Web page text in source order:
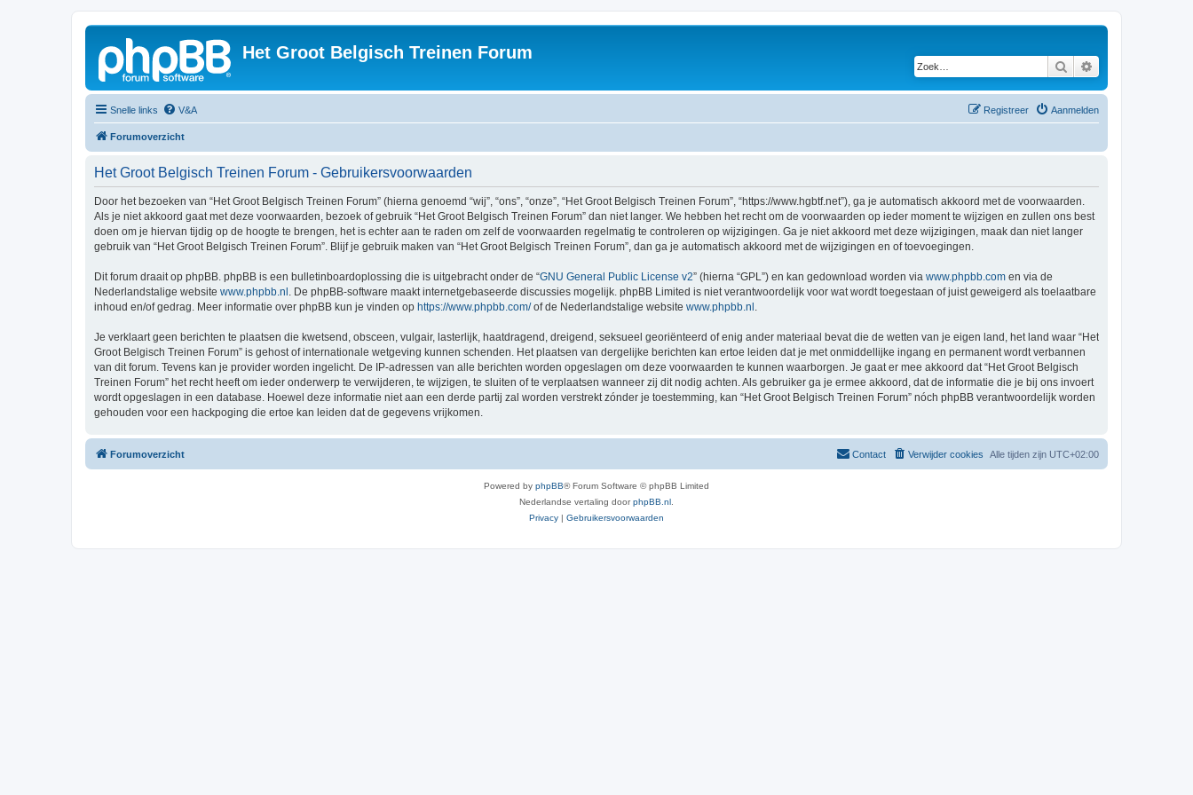
Het Groot Belgisch Treinen Forum
Zoek
Snelle links V&A Aanmelden
Registreer
Forumoverzicht
Het Groot Belgisch Treinen Forum - Gebruikersvoorwaarden
Door het bezoeken van “Het Groot Belgisch Treinen Forum” (hierna genoemd “wij”, “ons”, “onze”, “Het Groot Belgisch Treinen Forum”, “https://www.hgbtf.net”), ga je automatisch akkoord met de voorwaarden.
Als je niet akkoord gaat met deze voorwaarden, bezoek of gebruik “Het Groot Belgisch Treinen Forum” dan niet langer. We hebben het recht om de voorwaarden op ieder moment te wijzigen en zullen ons best
doen om je hiervan tijdig op de hoogte te brengen, het is echter aan te raden om zelf de voorwaarden regelmatig te controleren op wijzigingen. Ga je niet akkoord met deze wijzigingen, maak dan niet langer
gebruik van “Het Groot Belgisch Treinen Forum”. Blijf je gebruik maken van “Het Groot Belgisch Treinen Forum”, dan ga je automatisch akkoord met de wijzigingen en of toevoegingen.
Dit forum draait op phpBB. phpBB is een bulletinboardoplossing die is uitgebracht onder de “GNU General Public License v2” (hierna “GPL”) en kan gedownload worden via www.phpbb.com en via de
Nederlandstalige website www.phpbb.nl . De phpBB-software maakt internetgebaseerde discussies mogelijk. phpBB Limited is niet verantwoordelijk voor wat wordt toegestaan of juist geweigerd als toelaatbare
inhoud en/of gedrag. Meer informatie over phpBB kun je vinden op https://www.phpbb.com/of de Nederlandstalige website www.phpbb.nl .
Je verklaart geen berichten te plaatsen die kwetsend, obsceen, vulgair, lasterlijk, haatdragend, dreigend, seksueel georiënteerd of enig ander materiaal bevat die de wetten van je eigen land, het land waar “Het
Groot Belgisch Treinen Forum” is gehost of internationale wetgeving kunnen schenden. Het plaatsen van dergelijke berichten kan ertoe leiden dat je met onmiddellijke ingang en permanent wordt verbannen
van dit forum. Tevens kan je provider worden ingelicht. De IP-adressen van alle berichten worden opgeslagen om deze voorwaarden te kunnen waarborgen. Je gaat er mee akkoord dat “Het Groot Belgisch
Treinen Forum” het recht heeft om ieder onderwerp te verwijderen, te wijzigen, te sluiten of te verplaatsen wanneer zij dit nodig achten. Als gebruiker ga je ermee akkoord, dat de informatie die je bij ons invoert
wordt opgeslagen in een database. Hoewel deze informatie niet aan een derde partij zal worden verstrekt zónder je toestemming, kan “Het Groot Belgisch Treinen Forum” nóch phpBB verantwoordelijk worden
gehouden voor een hackpoging die ertoe kan leiden dat de gegevens vrijkomen.
Forumoverzicht Alle tijden zijn UTC+02:00
Verwijder cookies
Contact
Powered by phpBB® Forum Software © phpBB Limited
Nederlandse vertaling doorphpBB.nl
Privacy | Gebruikersvoorwaarden